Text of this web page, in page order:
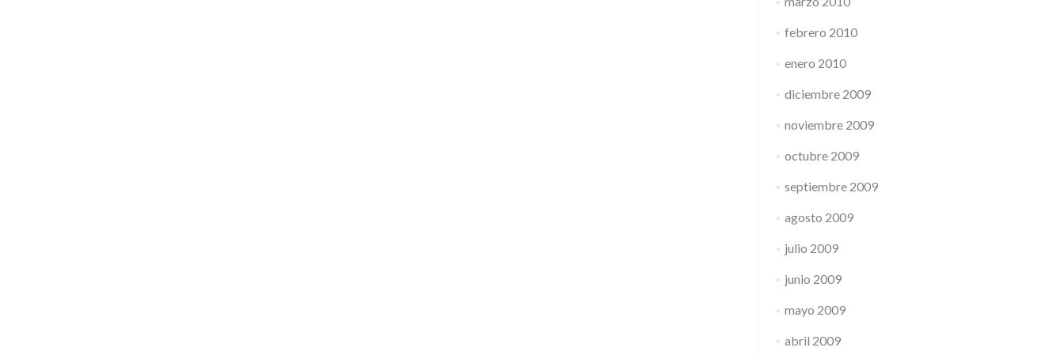
febrero 2010
enero 2010
diciembre 2009
noviembre 2009
octubre 2009
septiembre 2009
agosto 2009
julio 2009
junio 2009
mayo 2009
abril 2009